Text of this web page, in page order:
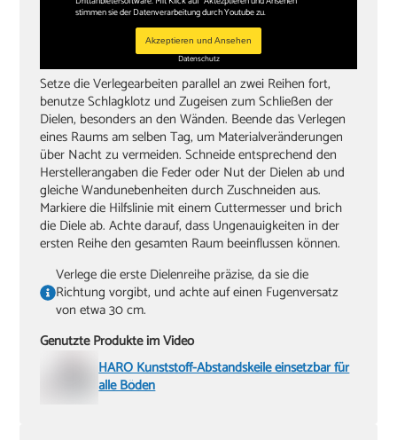
stimmen sie der Datenverarbeitung durch Youtube zu.
Akzeptieren und Ansehen
Datenschutz
Setze die Verlegearbeiten parallel an zwei Reihen fort,
benutze Schlagklotz und Zugeisen zum Schließen der
Dielen, besonders an den Wänden. Beende das Verlegen
eines Raums am selben Tag, um Materialveränderungen
über Nacht zu vermeiden. Schneide entsprechend den
Herstellerangaben die Feder oder Nut der Dielen ab und
gleiche Wandunebenheiten durch Zuschneiden aus.
Markiere die Hilfslinie mit einem Cuttermesser und brich
die Diele ab. Achte darauf, dass Ungenauigkeiten in der
ersten Reihe den gesamten Raum beeinflussen können.
Verlege die erste Dielenreihe präzise, da sie die
Richtung vorgibt, und achte auf einen Fugenversatz
von etwa 30 cm.
Genutzte Produkte im Video
HARO Kunststoff-Abstandskeile einsetzbar für
alle Böden